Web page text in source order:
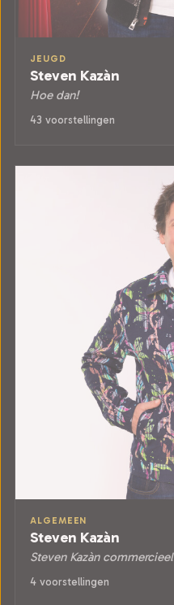
JEUGD
Steven Kazàn
Hoe dan!
43 voorstellingen
ALGEMEEN
Steven Kazàn
Steven Kazàn commercieel
4 voorstellingen